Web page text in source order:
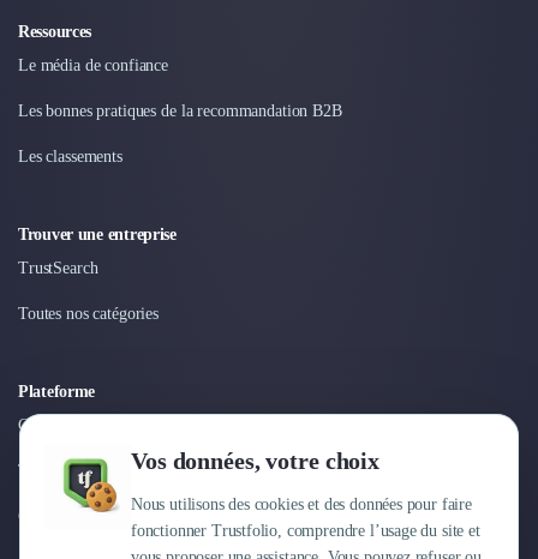
Vos données, votre choix
Nous utilisons des cookies et des données pour faire
fonctionner Trustfolio, comprendre l’usage du site et
Nettoyage & Ménage
Clubs & Réseaux Professionnels
Ressources
Le média de confiance
Les bonnes pratiques de la recommandation B2B
Les classements
Trouver une entreprise
TrustSearch
Toutes nos catégories
Plateforme
Connexion
Tarifs
Centre d'aide